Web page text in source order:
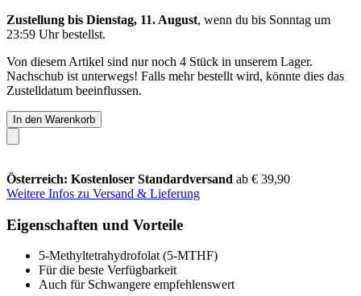
Zustellung bis Dienstag, 11. August, wenn du bis Sonntag um
23:59 Uhrbestellst.
Von diesem Artikel sind nur noch 4 Stück in unserem Lager.
Nachschub ist unterwegs! Falls mehr bestellt wird, könnte dies das
Zustelldatum beeinflussen.
In den Warenkorb
Österreich: Kostenloser Standardversand ab € 39,90
Weitere Infos zu Versand & Lieferung
Eigenschaften und Vorteile
5-Methyltetrahydrofolat (5-MTHF)
Für die beste Verfügbarkeit
Auch für Schwangere empfehlenswert